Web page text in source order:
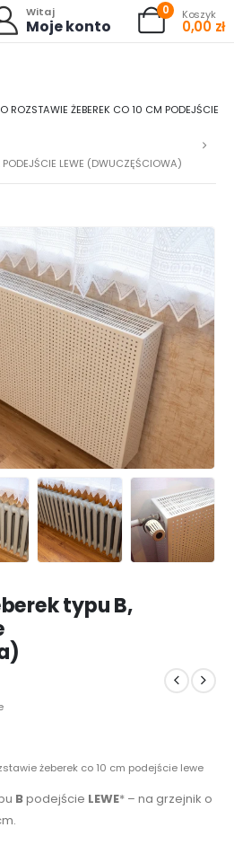
Witaj
Moje konto
0 Koszyk
0,00 zł
ROZSTAWIE ŻEBEREK CO 10 CM PODEJŚCIE
PODEJŚCIE LEWE (DWUCZĘŚCIOWA)
typu B,
żeberek co 10 cm podejście lewe
Bpodejście LEWE* – na grzejnik o